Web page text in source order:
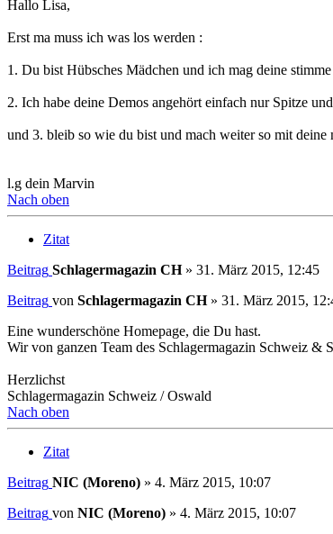
Hallo Lisa,
Erst ma muss ich was los werden :
1. Du bist Hübsches Mädchen und ich mag deine stimme
2. Ich habe deine Demos angehört einfach nur Spitze
und 3. bleib so wie du bist und mach weiter so mit deine
l.g dein Marvin
Nach oben
Zitat
Beitrag Schlagermagazin CH» 31. März 2015, 12:45
Beitrag von Schlagermagazin CH» 31. März 2015,
Eine wunderschöne Homepage, die Du hast.
Wir von ganzen Team des Schlagermagazin Schweiz
Herzlichst
Schlagermagazin Schweiz / Oswald
Nach oben
Zitat
Beitrag NIC (Moreno) » 4. März 2015, 10:07
Beitrag von NIC (Moreno) » 4. März 2015, 10:07